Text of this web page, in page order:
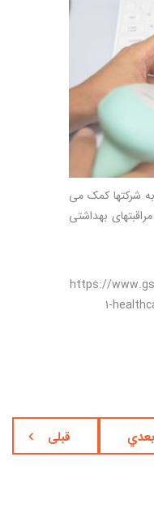
شرکت­ها کمک می­‌
بهداشتی
https://
1-
قبلی بعدي